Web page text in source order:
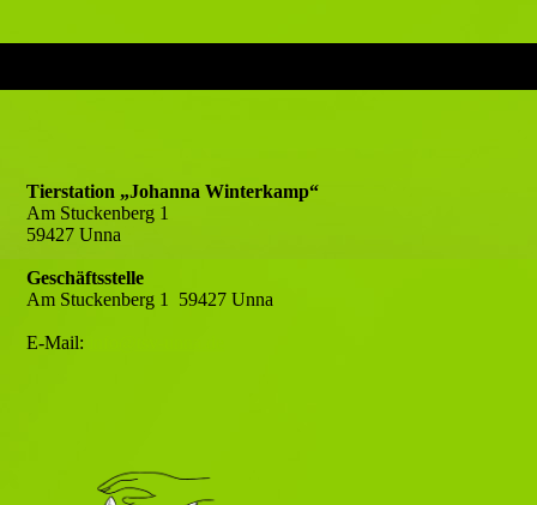
Tierstation „Johanna Winterkamp“
Am Stuckenberg 1
59427 Unna
Geschäftsstelle
Am Stuckenberg 1 59427 Unna
E-Mail: